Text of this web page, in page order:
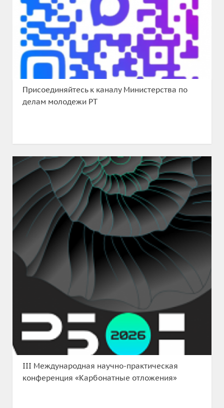
Присоединяйтесь к каналу Министерства по
делам молодежи РТ
III Международная научно-практическая
конференция «Карбонатные отложения»